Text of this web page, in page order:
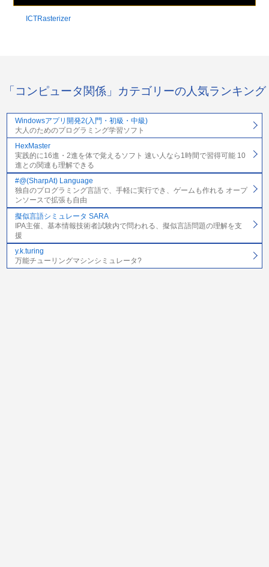
ICTRasterizer
「コンピュータ関係」カテゴリーの人気ランキング
Windowsアプリ開発2(入門・初級・中級)
大人のためのプログラミング学習ソフト
HexMaster
実践的に16進・2進を体で覚えるソフト 速い人なら1時間で習得可能 10
進との関連も理解できる
#@(SharpAt) Language
独自のプログラミング言語で、手軽に実行でき、ゲームも作れる オープ
ンソースで拡張も自由
擬似言語シミュレータ SARA
IPA主催、基本情報技術者試験内で問われる、擬似言語問題の理解を支
援
y.k.turing
万能チューリングマシンシミュレータ?